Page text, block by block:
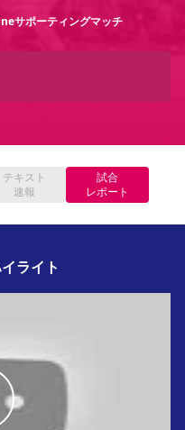
スクール
サポーティングマッチ
テキスト
速報
試合
レポート
ライト